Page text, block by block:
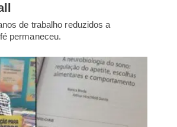
de trabalho reduzidos a
permaneceu.